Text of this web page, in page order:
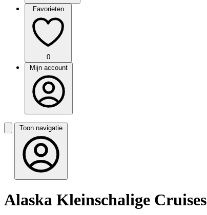
Favorieten
0
Mijn account
Toon navigatie
Alaska Kleinschalige Cruises